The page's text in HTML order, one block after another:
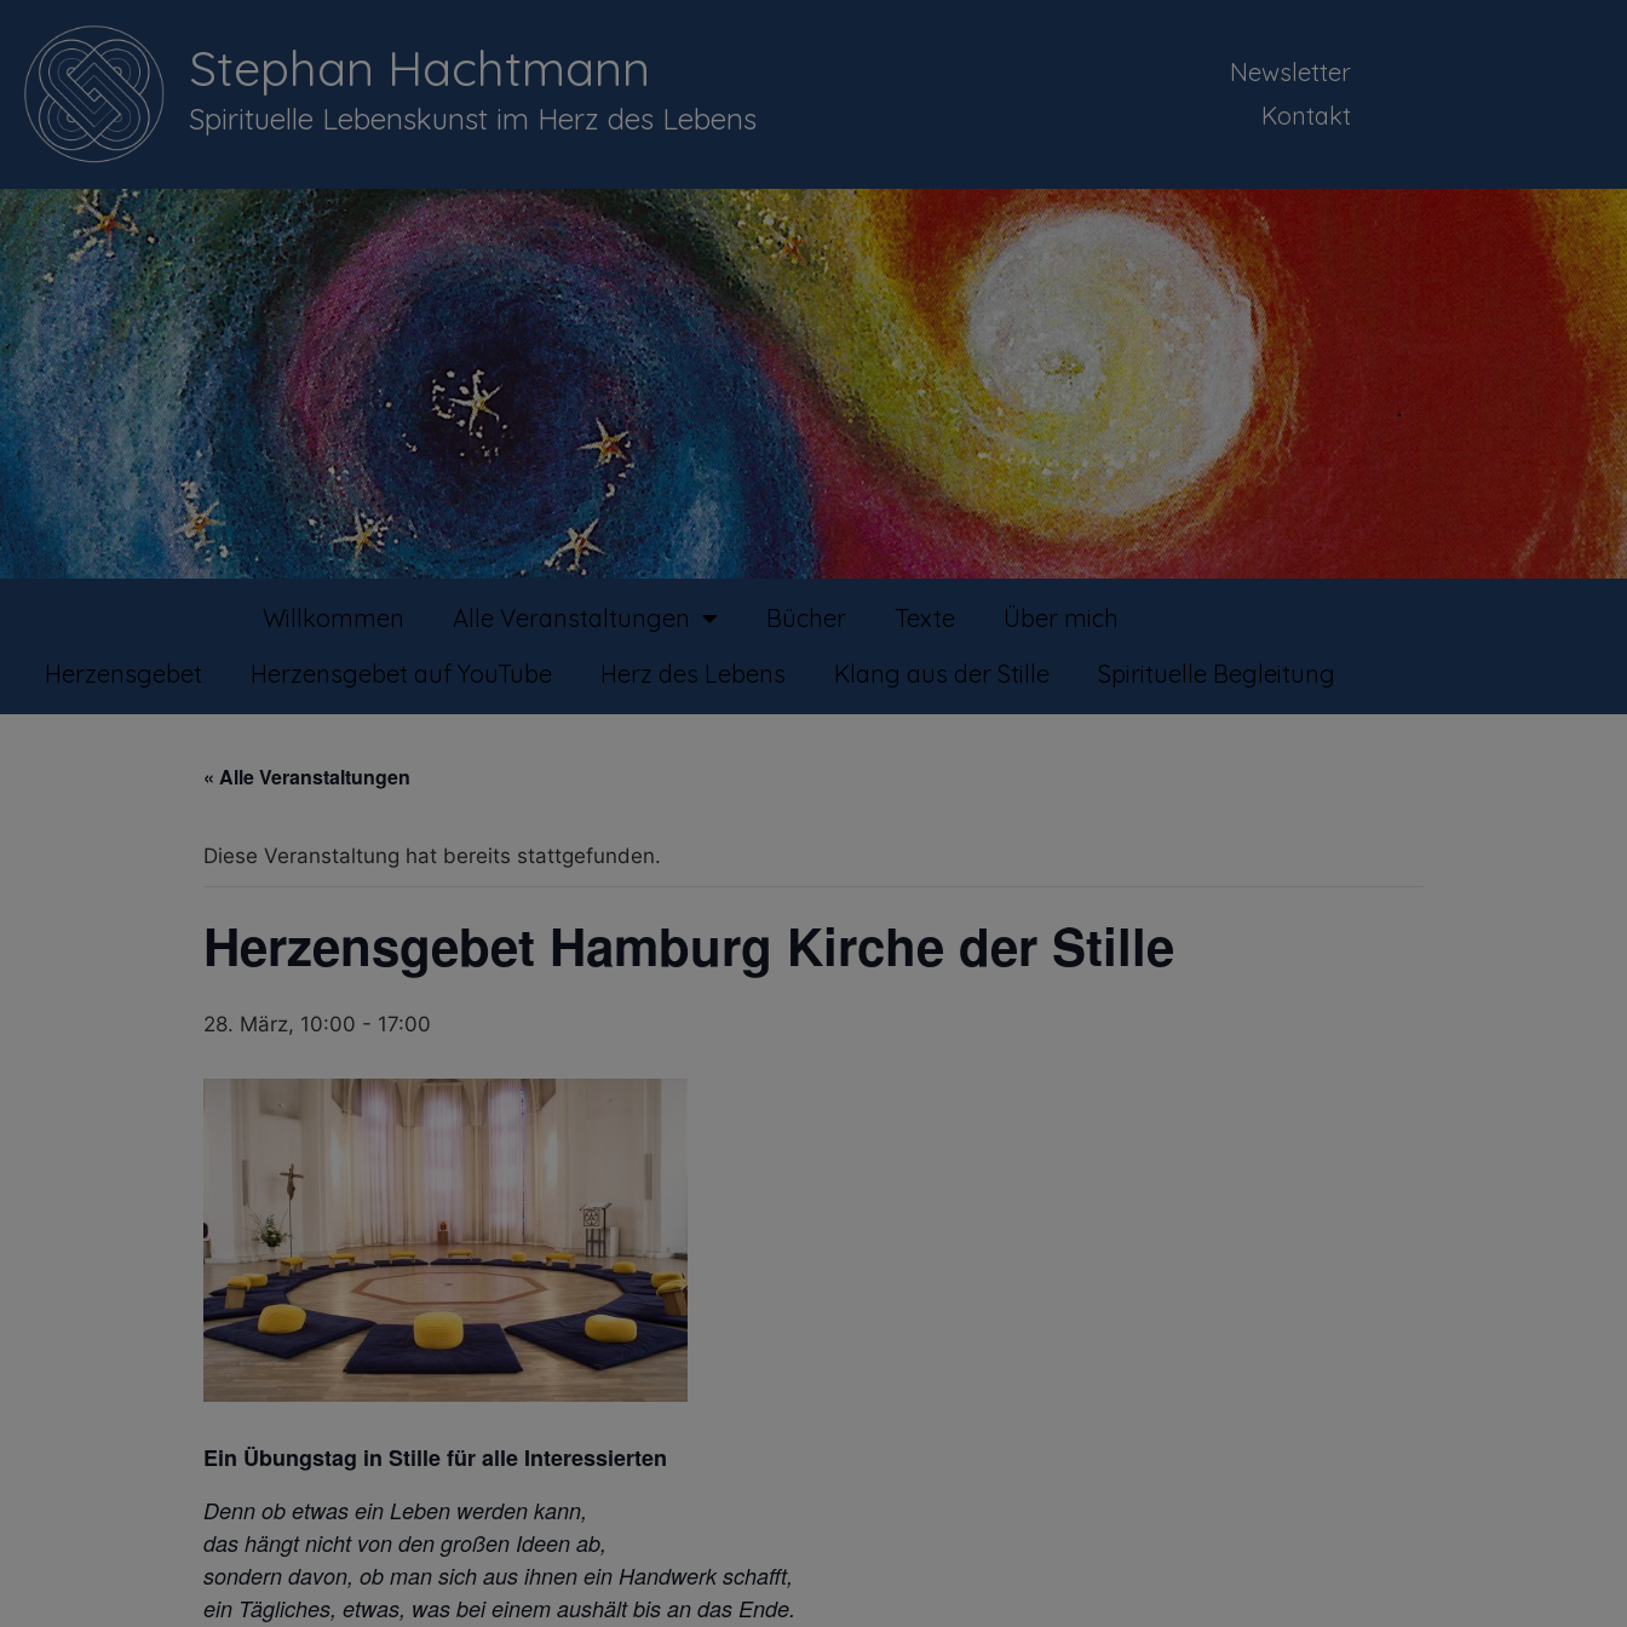
Stephan Hachtmann
Spirituelle Lebenskunst im Herz des Lebens
Newsletter
Kontakt
Willkommen Alle Veranstaltungen Bücher Texte
Über mich
Herzensgebet
Herzensgebet auf YouTube Herz des Lebens Klang aus der Stille Spirituelle Begleitung
« Alle Veranstaltungen
Diese Veranstaltung hat bereits stattgefunden.
Herzensgebet Hamburg Kirche der Stille
28. März, 10:00 - 17:00
Ein Übungstag in Stille für alle Interessierten
Denn ob etwas ein Leben werden kann,
das hängt nicht von den großen Ideen ab,
sondern davon, ob man sich aus ihnen ein Handwerk schafft,
ein Tägliches, etwas, was bei einem aushält bis an das Ende.